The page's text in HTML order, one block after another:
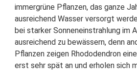
immergrüne Pflanzen, das ganze
ausreichend Wasser versorgt
bei starker Sonneneinstrahlung im
ausreichend zu bewässern, denn
Pflanzen zeigen Rhododendron
erst sehr spät an und erholen sich